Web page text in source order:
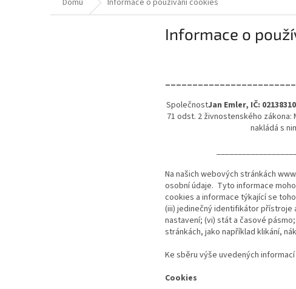
Domů Informace o používání cookies
Informace o
SpolečnostJan Emler, IČ:
71 odst. 2 živnostenského
nakládá s
Na našich webových stránkách
osobní údaje. Tyto informace
cookies a informace týkající se
(iii) jedinečný identifikátor přístroje
nastavení; (vi) stát a časové
stránkách, jako například klikání,
Ke sběru výše uvedených
Cookies